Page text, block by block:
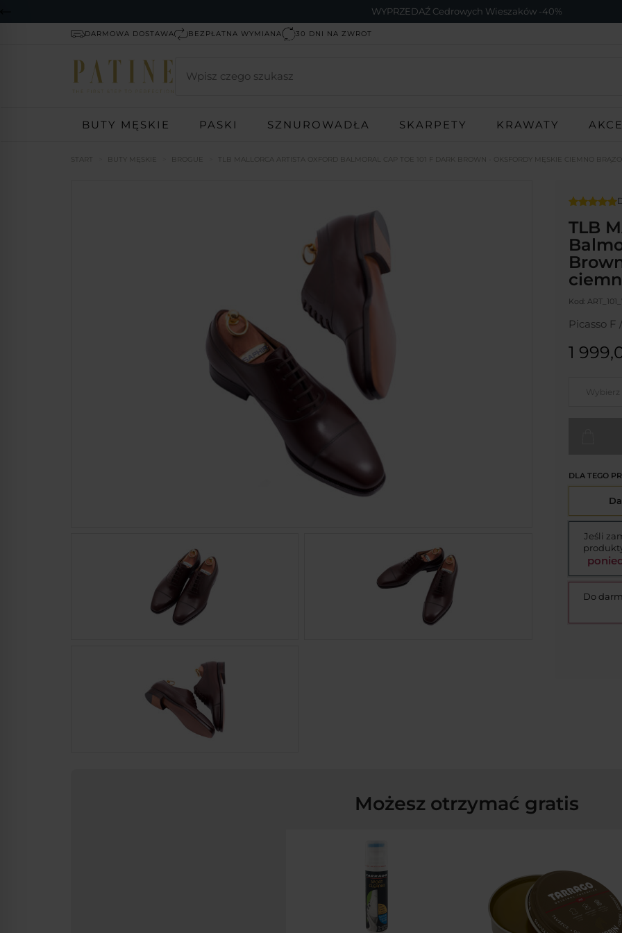
WYPRZEDAŹ Cedrowych Wieszaków -40%
DARMOWA DOSTAWA BEZPŁATNA WYMIANA 30 DNI NA ZWROT
BUTY MĘSKIE PASKI SZNUROWADŁA SKARPETY KRAWATY
START BUTY MĘSKIE BROGUE TLB MALLORCA ARTISTA OXFORD BALMORAL CAP TOE 101 F DARK BROWN - OKSFORDY MĘSKIE CIEMNO
TLB
Kod:
Picasso
1
Wybierz
DLA TEGO
Jeśli
Do
Możesz otrzymać gratis